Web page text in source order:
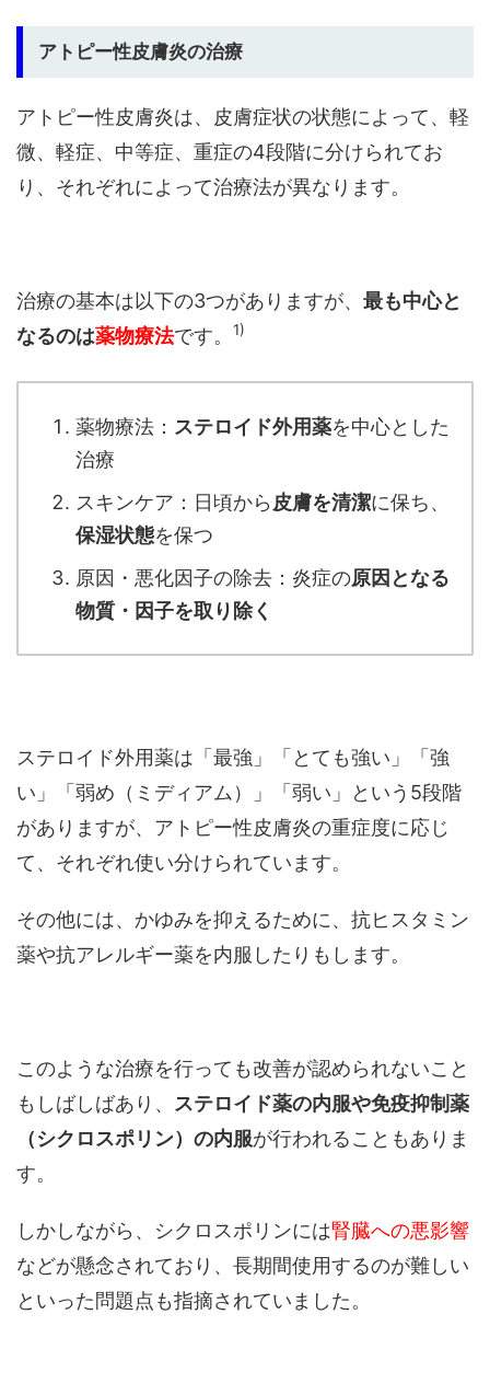
アトピー性皮膚炎の治療
アトピー性皮膚炎は、皮膚症状の状態によって、軽
微、軽症、中等症、重症の4段階に分けられてお
り、それぞれによって治療法が異なります。
治療の基本は以下の3つがありますが、 最も中心と
なるのは薬物療法です。 1)
薬物療法： ステロイド外用薬を中心とした
治療
スキンケア：日頃から 皮膚を清潔に保ち、
保湿状態を保つ
原因・悪化因子の除去：炎症の原因となる
物質・因子を取り除く
ステロイド外用薬は「最強」「とても強い」「強
い」「弱め（ミディアム）」「弱い」という5段階
がありますが、アトピー性皮膚炎の重症度に応じ
て、それぞれ使い分けられています。
その他には、かゆみを抑えるために、抗ヒスタミン
薬や抗アレルギー薬を内服したりもします。
このような治療を行っても改善が認められないこと
もしばしばあり、 ステロイド薬の内服や免疫抑制薬
（シクロスポリン）の内服が行われることもありま
す。
しかしながら、シクロスポリンには腎臓への悪影響
などが懸念されており、長期間使用するのが難しい
といった問題点も指摘されていました。